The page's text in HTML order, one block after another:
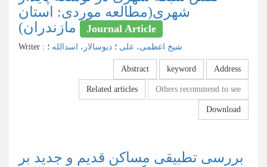
شهری(مطالعه موردی: استان
Journal Article
Writer : شیخ اعظمی، علی ؛ دیوسالار، اسدالله ؛
Abstract keyword Address
Related articles Others recommend to see
Download
بررسی تطبیقی مساکن قدیم و جدید بر